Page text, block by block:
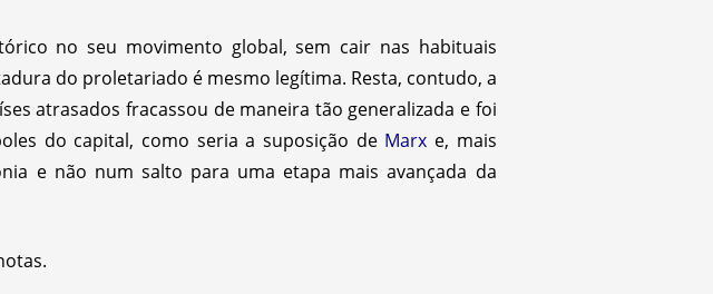
no seu movimento global, sem cair nas habituais
do proletariado é mesmo legítima. Resta, contudo, a
atrasados fracassou de maneira tão generalizada e foi
do capital, como seria a suposição de Marx e, mais
e não num salto para uma etapa mais avançada da